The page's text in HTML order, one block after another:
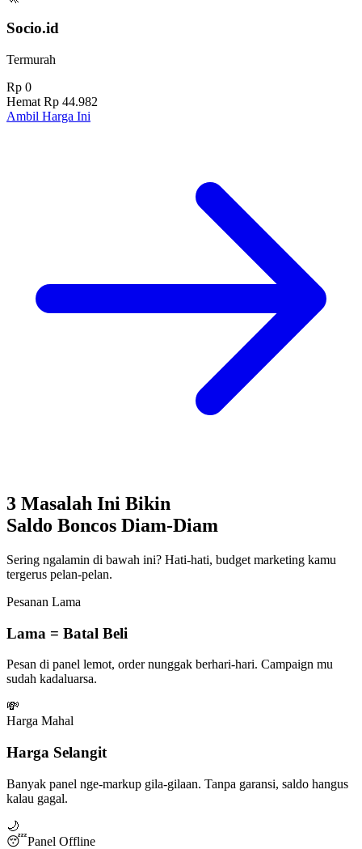
Socio.id
Termurah
Rp 0
Hemat Rp 44.982
Ambil Harga Ini
3 Masalah Ini Bikin
Saldo Boncos Diam-Diam
Sering ngalamin di bawah ini? Hati-hati, budget marketing kamu
tergerus pelan-pelan.
Pesanan Lama
Lama = Batal Beli
Pesan di panel lemot, order nunggak berhari-hari. Campaign mu
sudah kadaluarsa.
💸
Harga Mahal
Harga Selangit
Banyak panel nge-markup gila-gilaan. Tanpa garansi, saldo hangus
kalau gagal.
🌙
😴Panel Offline